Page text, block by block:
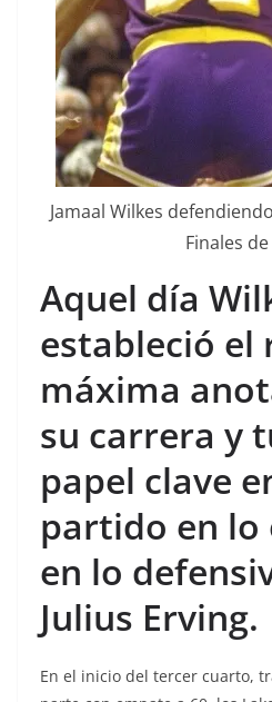
Jamaal Wilkes
Finales
Aquel día
estableció el
máxima
su carrera y
papel clave
partido en lo
en lo
Julius Erving.
En el inicio del tercer cuarto,